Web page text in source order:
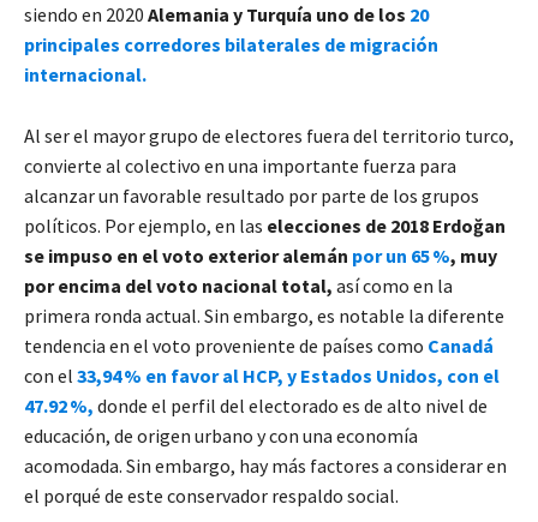
siendo en 2020 Alemania y Turquía uno de los 20
principales corredores bilaterales de migración
internacional.
Al ser el mayor grupo de electores fuera del territorio turco,
convierte al colectivo en una importante fuerza para
alcanzar un favorable resultado por parte de los grupos
políticos. Por ejemplo, en las elecciones de 2018 Erdoğan
se impuso en el voto exterior alemán por un 65 %, muy
por encima del voto nacional total, así como en la
primera ronda actual. Sin embargo, es notable la diferente
tendencia en el voto proveniente de países como Canadá
con el 33,94 % en favor al HCP, y Estados Unidos, con el
47.92 %, donde el perfil del electorado es de alto nivel de
educación, de origen urbano y con una economía
acomodada. Sin embargo, hay más factores a considerar en
el porqué de este conservador respaldo social.